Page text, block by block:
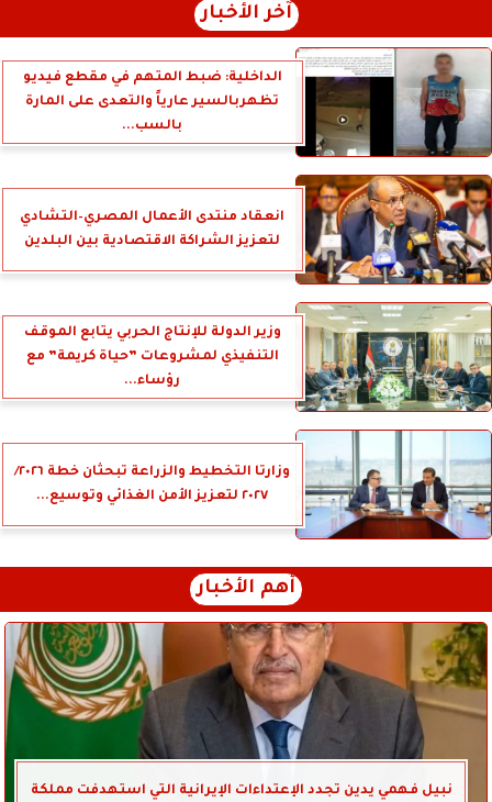
آخر الأخبار
الداخلية: ضبط المتهم في مقطع فيديو
تظهربالسير عارياً والتعدى على المارة
بالسب...
انعقاد منتدى الأعمال المصري–التشادي
لتعزيز الشراكة الاقتصادية بين البلدين
وزير الدولة للإنتاج الحربي يتابع الموقف
التنفيذي لمشروعات ”حياة كريمة” مع
رؤساء...
وزارتا التخطيط والزراعة تبحثان خطة ٢٠٢٦/
٢٠٢٧ لتعزيز الأمن الغذائي وتوسيع...
أهم الأخبار
نبيل فهمي يدين تجدد الإعتداءات الإيرانية التي استهدفت مملكة